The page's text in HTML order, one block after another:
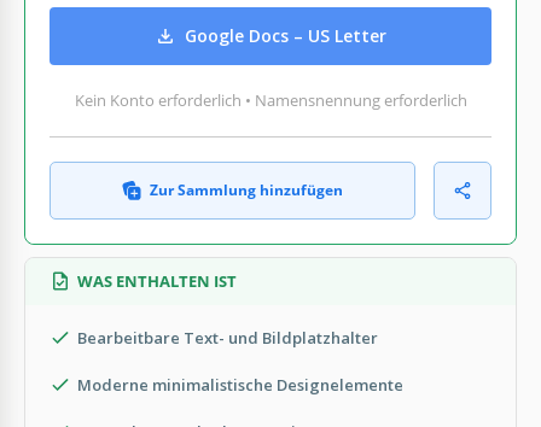
Google Docs – US Letter
Kein Konto erforderlich • Namensnennung erforderlich
Zur Sammlung hinzufügen
WAS ENTHALTEN IST
Bearbeitbare Text- und Bildplatzhalter
Moderne minimalistische Designelemente